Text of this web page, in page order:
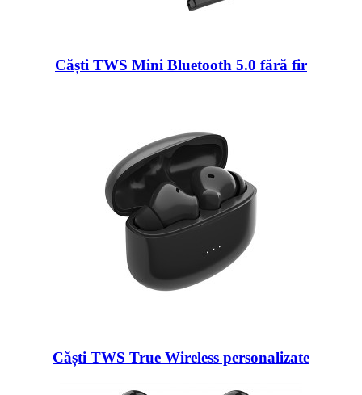
Căști TWS Mini Bluetooth 5.0 fără fir
Căști TWS True Wireless personalizate